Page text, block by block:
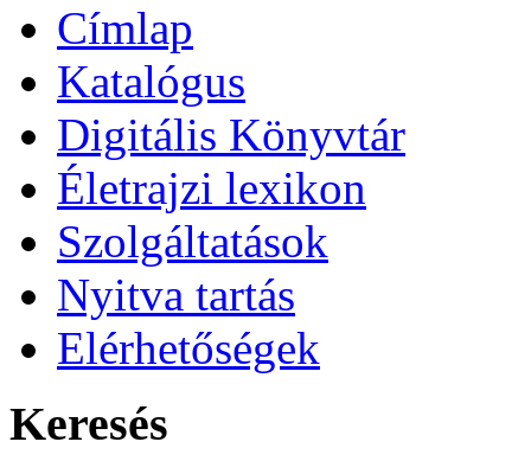
Címlap
Katalógus
Digitális Könyvtár
Életrajzi lexikon
Szolgáltatások
Nyitva tartás
Elérhetőségek
Keresés